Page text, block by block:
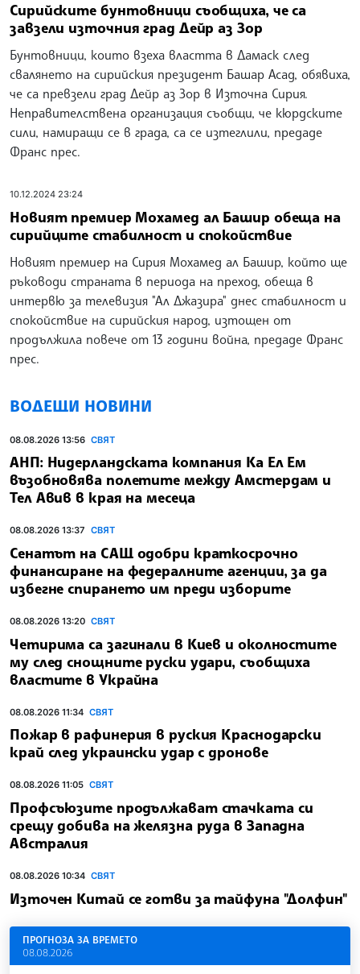
Сирийските бунтовници съобщиха, че са
завзели източния град Дейр аз Зор
Бунтовници, които взеха властта в Дамаск след
свалянето на сирийския президент Башар Асад, обявиха,
че са превзели град Дейр аз Зор в Източна Сирия.
Неправителствена организация съобщи, че кюрдските
сили, намиращи се в града, са се изтеглили, предаде
Франс прес.
10.12.2024 23:24
Новият премиер Мохамед ал Башир обеща на
сирийците стабилност и спокойствие
Новият премиер на Сирия Мохамед ал Башир, който ще
ръководи страната в периода на преход, обеща в
интервю за телевизия "Ал Джазира" днес стабилност и
спокойствие на сирийския народ, изтощен от
продължила повече от 13 години война, предаде Франс
прес.
ВОДЕЩИ НОВИНИ
08.08.2026 13:56 СВЯТ
АНП: Нидерландската компания Ка Ел Ем
възобновява полетите между Амстердам и
Тел Авив в края на месеца
08.08.2026 13:37 СВЯТ
Сенатът на САЩ одобри краткосрочно
финансиране на федералните агенции, за да
избегне спирането им преди изборите
08.08.2026 13:20 СВЯТ
Четирима са загинали в Киев и околностите
му след снощните руски удари, съобщиха
властите в Украйна
08.08.2026 11:34 СВЯТ
Пожар в рафинерия в руския Краснодарски
край след украински удар с дронове
08.08.2026 11:05 СВЯТ
Профсъюзите продължават стачката си
срещу добива на желязна руда в Западна
Австралия
08.08.2026 10:34 СВЯТ
Източен Китай се готви за тайфуна "Долфин"
ПРОГНОЗА ЗА ВРЕМЕТО
08.08.2026